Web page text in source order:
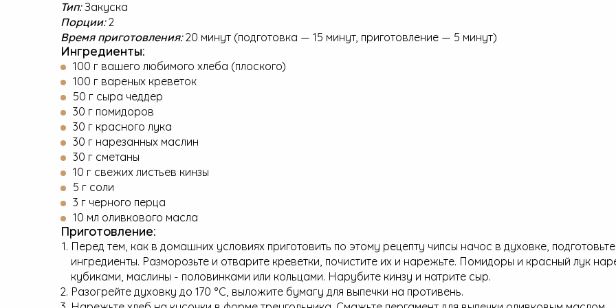
Тип:Закуска
Порции:2
Время приготовления:20 минут (подготовка — 15 минут, приготовление — 5 минут)
Ингредиенты:
100 г вашего любимого хлеба (плоского)
100 г вареных креветок
50 г сыра чеддер
30 г помидоров
30 г красного лука
30 г нарезанных маслин
30 г сметаны
10 г свежих листьев кинзы
5 г соли
3 г черного перца
10 мл оливкового масла
Приготовление:
Перед тем, как в домашних условиях приготовить по этому рецепту чипсы начос в духовке, подготовьте
ингредиенты. Разморозьте и отварите креветки, почистите их и нарежьте. Помидоры и красный лук
кубиками, маслины - половинками или кольцами. Нарубите кинзу и натрите сыр.
Разогрейте духовку до 170 °C, выложите бумагу для выпечки на противень.